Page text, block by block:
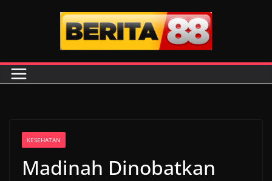
KESEHATAN
Madinah Dinobatkan